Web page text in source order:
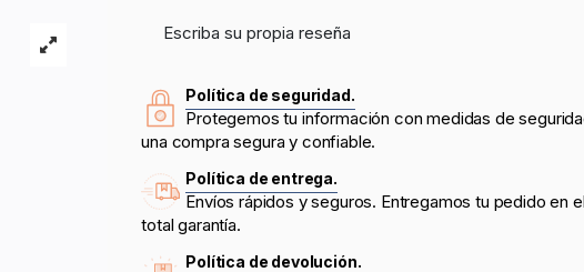
Escriba su propia reseña
Política de seguridad.
Protegemos tu información con medidas de
una compra segura y confiable.
Política de entrega.
Envíos rápidos y seguros. Entregamos tu pedido en
total garantía.
Política de devolución.